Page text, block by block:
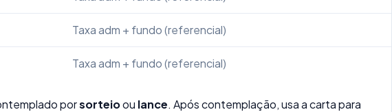
Taxa adm + fundo (referencial)
Taxa adm + fundo (referencial)
porsorteioou lance. Após contemplação, usa a carta para